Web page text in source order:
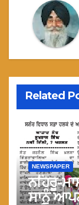
Related
NEWSPAPER
ਨਹਿਰੂ-
ਸਾਨੂੰ